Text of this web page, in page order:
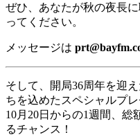
ぜひ、あなたが秋の夜長
ってください。
メッセージは
そして、開局36周年を迎
ちを込めたスペシャルプレ
10月20日からの1週間、総
るチャンス！